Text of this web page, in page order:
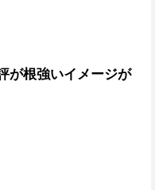
が根強いイメージが